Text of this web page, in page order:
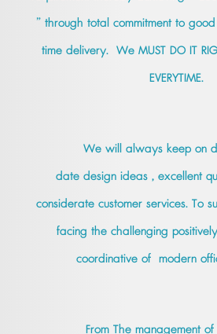
” through total commitment to
time delivery. We MUST DO IT
EVERYTIME.
We will always keep on
date design ideas , excellent
considerate customer services. To
facing the challenging
coordinative of modern
From The management of